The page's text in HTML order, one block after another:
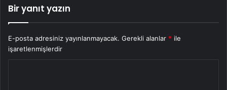
Bir yanıt yazın
E-posta adresiniz yayınlanmayacak. Gerekli alanlar * ile
işaretlenmişlerdir